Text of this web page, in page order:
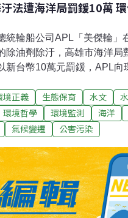
法遭海洋局罰鍰10萬
統輪船公司APL「美傑輪」
除油劑除汙，高雄市海洋局
新台幣10萬元罰鍰，APL向
境正義 生態保育 水文
環境哲學 環境監測 海洋
氣候變遷 公害污染